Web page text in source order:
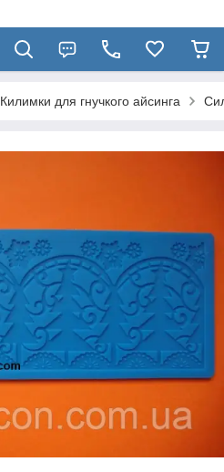
Килимки для гнучкого айсинга